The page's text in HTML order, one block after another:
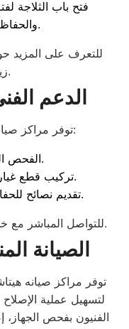
فتح باب الثلاجة
والحفاظ على كفاءة الجهاز.
للتعرف على المزيد
زيارة الرابط المدمج.
الدعم
توفر مراكز صيانة هيتاشي دعمًا فنيًا كاملًا يشمل:
الفحص الشامل قبل الإصلاح.
تركيب قطع غيار أصلية لضمان جودة الأداء.
تقديم نصائح للحفاظ على عمر الجهاز وكفاءته.
للتواصل المباشر مع.
الصيانة
توفر مراكز صيانه
لتسهيل عملية
الفنيون بفحص الجهاز،